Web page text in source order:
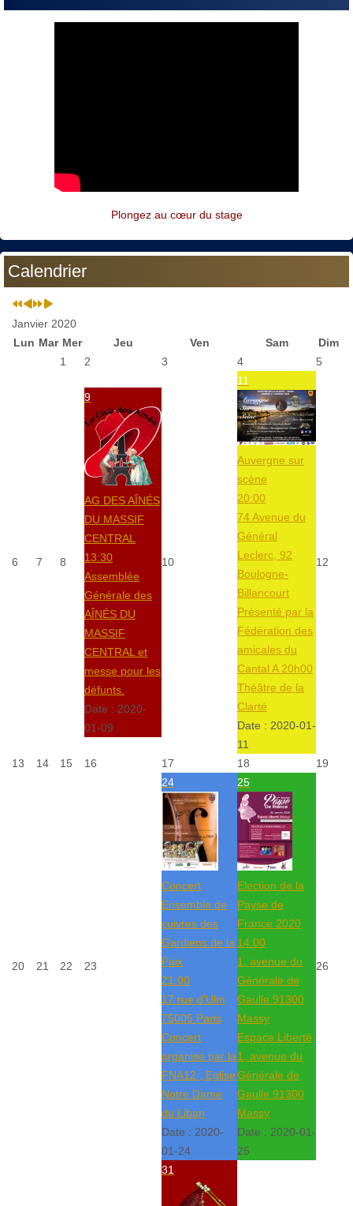
Plongez au cœur du stage
Calendrier
Janvier 2020
Lun Mar Mer Jeu Ven Sam
Dim
1
2 3 4 5
6 7 8
9
AG DES AÎNÉS
DU MASSIF
CENTRAL
13:30
Assemblée
Générale des
AÎNÉS DU
MASSIF
CENTRAL et
messe pour les
défunts.
Date : 2020-
01-09
10
11
Auvergne sur
scène
20:00
74 Avenue du
Général
Leclerc, 92
Boulogne-
Billancourt
Présenté par la
Fédération des
amicales du
Cantal A 20h00
Théâtre de la
Clarté
Date : 2020-01-
11
12
13 14 15 16 17 18 19
20 21 22 23
24
Concert
Ensemble de
cuivres des
Gardiens de la
Paix
21:00
17 rue d'Ulm
75005 Paris
Concert
organisé par la
FNA12 , Eglise
Notre Dame
du Liban
Date : 2020-
01-24
25
Election de la
Payse de
France 2020
14:00
1, avenue du
Générale de
Gaulle 91300
Massy
Espace Liberté
1, avenue du
Générale de
Gaulle 91300
Massy
Date : 2020-01-
25
26
31